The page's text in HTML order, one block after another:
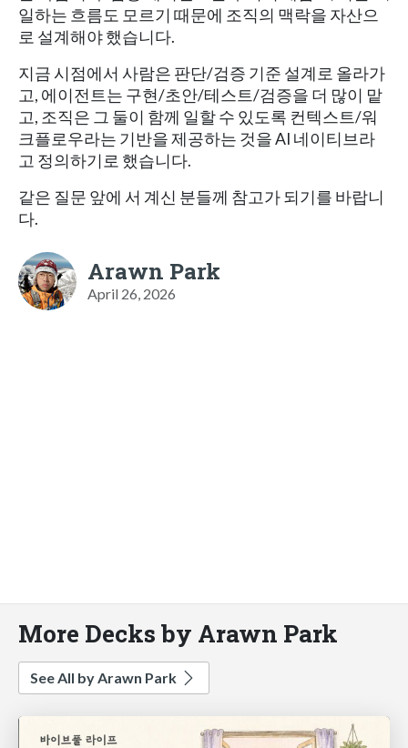
일하는 흐름도 모르기 때문에 조직의 맥락을 자산으
로 설계해야 했습니다.
지금 시점에서 사람은 판단/검증 기준 설계로 올라가
고, 에이전트는 구현/초안/테스트/검증을 더 많이 맡
고, 조직은 그 둘이 함께 일할 수 있도록 컨텍스트/워
크플로우라는 기반을 제공하는 것을 AI 네이티브라
고 정의하기로 했습니다.
같은 질문 앞에 서 계신 분들께 참고가 되기를 바랍니
다.
Arawn Park
April 26, 2026
More Decks by Arawn Park
See All by Arawn Park